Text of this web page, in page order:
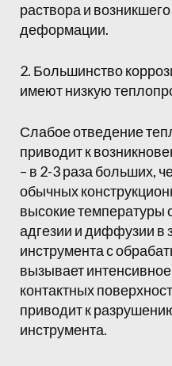
раствора и
деформации.
2. Большинство
имеют низкую
Слабое отведение
приводит к
– в 2-3 раза больших,
обычных
высокие температуры
адгезии и диффузии в
инструмента с
вызывает
контактных
приводит к
инструмента.